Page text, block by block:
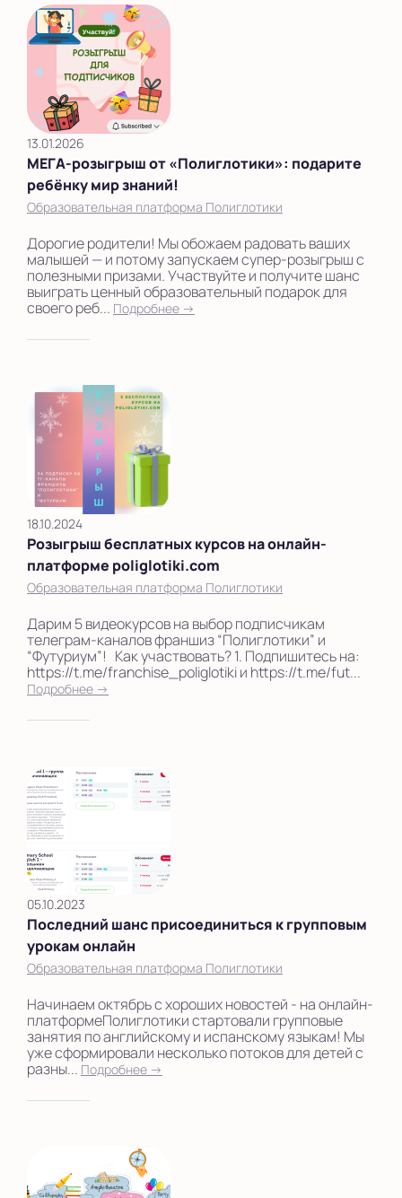
Екатеринбург
Калининград
Камышлов
Киров
Курск
Ленинградская
область
Махачкала
Москва
Московская область
Новороссийск
Новосибирск
Новый Уренгой
Орел
Оренбург
Павлово
Рязань
Салехард
Смоленск
Тверь
Уфа
Челябинск
Череповец
Школы
Ярославль
13.01.2026
МЕГА‑розыгрыш от «Полиглотики»: подарите
ребёнку мир знаний!
Образовательная платформа Полиглотики
Дорогие родители! Мы обожаем радовать ваших
малышей — и потому запускаем супер‑розыгрыш с
полезными призами. Участвуйте и получите шанс
выиграть ценный образовательный подарок для
своего реб... Подробнее →
18.10.2024
Розыгрыш бесплатных курсов на онлайн-
платформе poliglotiki.com
Образовательная платформа Полиглотики
Дарим 5 видеокурсов на выбор подписчикам
телеграм-каналов франшиз “Полиглотики” и
“Футуриум”! Как участвовать? 1. Подпишитесь на:
https://t.me/franchise_poliglotiki и https://t.me/fut...
Подробнее →
05.10.2023
Последний шанс присоединиться к групповым
урокам онлайн
Образовательная платформа Полиглотики
Начинаем октябрь с хороших новостей - на онлайн-
платформеПолиглотики стартовали групповые
занятия по английскому и испанскому языкам! Мы
уже сформировали несколько потоков для детей с
разны... Подробнее →